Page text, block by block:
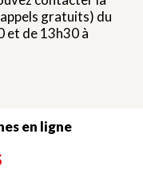
gratuits) du
et de 13h30 à
en ligne